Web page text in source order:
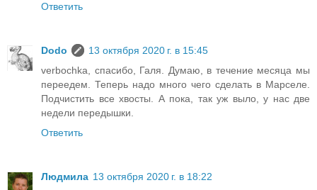
Ответить
Dodo
13 октября 2020 г. в 15:45
verbochka, спасибо, Галя. Думаю, в течение месяца мы
переедем. Теперь надо много чего сделать в Марселе.
Подчистить все хвосты. А пока, так уж выло, у нас две
недели передышки.
Ответить
Людмила 13 октября 2020 г. в 18:22